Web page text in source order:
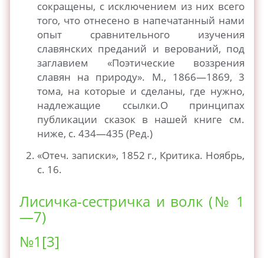
сокращены, с исключением из них всего
того, что отнесено в напечатанный нами
опыт сравнительного изучения
славянских преданий и верований, под
заглавием «Поэтические воззрения
славян на природу». М., 1866—1869, 3
тома, на которые и сделаны, где нужно,
надлежащие ссылки.О принципах
публикации сказок в нашей книге см.
ниже, с. 434—435 (Ред.)
«Отеч. записки», 1852 г., Критика. Ноябрь,
с. 16.
Лисичка-сестричка и волк (№ 1
—7)
№1[3]